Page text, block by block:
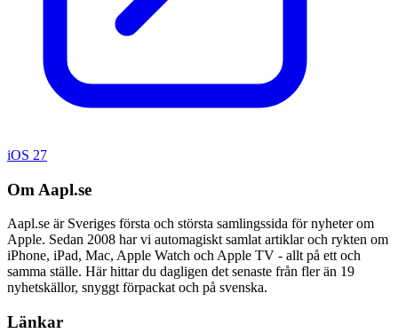
iOS 27
Om Aapl.se
Aapl.se är Sveriges första och största samlingssida för nyheter om
Apple. Sedan 2008 har vi automagiskt samlat artiklar och rykten om
iPhone, iPad, Mac, Apple Watch och Apple TV - allt på ett och
samma ställe. Här hittar du dagligen det senaste från fler än 19
nyhetskällor, snyggt förpackat och på svenska.
Länkar